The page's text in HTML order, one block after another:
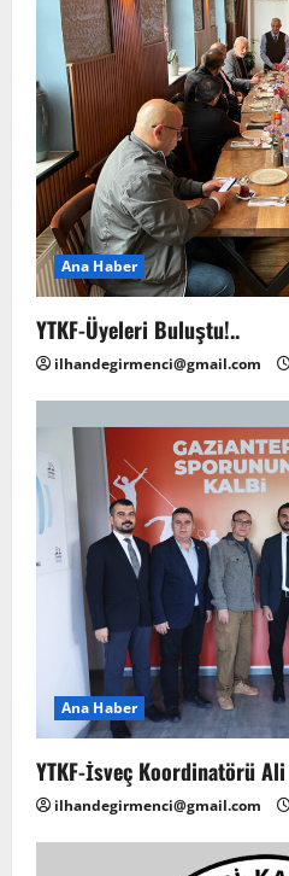
Ana Haber
YTKF-Üyeleri Buluştu!..
ilhandegirmenci@gmail.com
Ana Haber
YTKF-İsveç Koordinatörü
ilhandegirmenci@gmail.com